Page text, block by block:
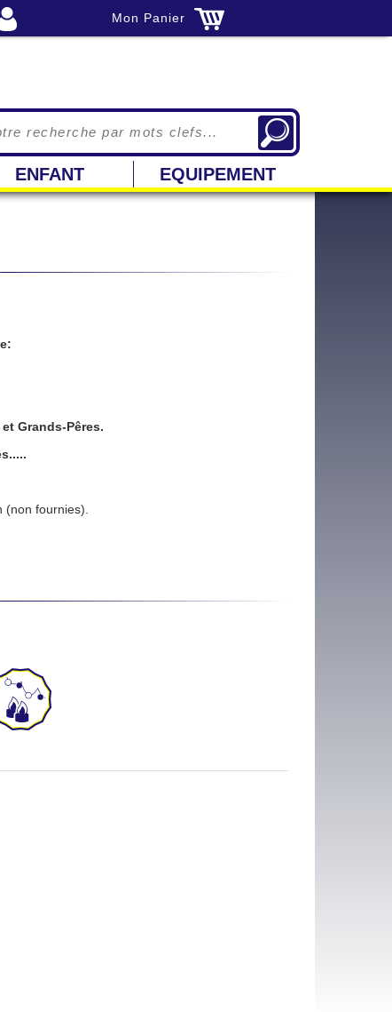
Mon Panier
ENFANT EQUIPEMENT
Grands-Pêres.
fournies).